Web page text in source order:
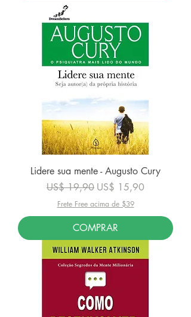
Lidere sua mente - Augusto Cury
Preço normal
US$ 19,90 Preço promocional
US$ 15,90
Frete Free acima de $39
COMPRAR